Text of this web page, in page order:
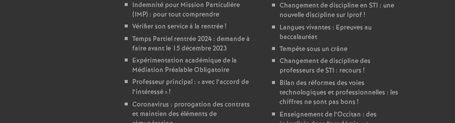
Indemnité pour Mission Particulière
(IMP) : pour tout comprendre
Vérifier son service à la rentrée!
Temps Partiel rentrée 2024 : demande à
faire avant le 15 décembre 2023
Expérimentation académique de la
Médiation Préalable Obligatoire
Professeur principal : «avec l’accord de
l’intéressé»!
Coronavirus : prorogation des contrats
et maintien des éléments de
Changement de discipline en STI : une
nouvelle discipline sur Iprof!
Langues vivantes : Epreuves au
baccalauréat
Tempête sous un crâne
Changement de discipline des
professeurs de STI : recours !
Bilan des réformes des voies
technologiques et professionnelles : les
chiffres ne sont pas bons !
Enseignement de l’Occitan : des